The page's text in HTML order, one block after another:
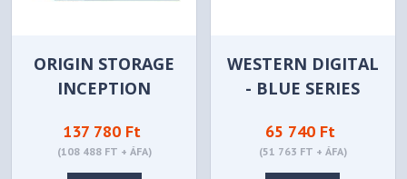
ORIGIN STORAGE
INCEPTION
4.0 NVME M.2
30MM 1 TB -
137 780 Ft
(108 488 FT + ÁFA)
WESTERN DIGITAL
- BLUE SERIES
WDS100T4B0E
65 740 Ft
(51 763 FT + ÁFA)